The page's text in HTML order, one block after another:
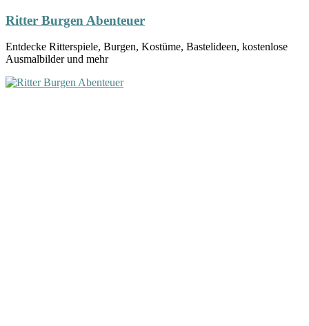
Ritter Burgen Abenteuer
Entdecke Ritterspiele, Burgen, Kostüme, Bastelideen, kostenlose
Ausmalbilder und mehr